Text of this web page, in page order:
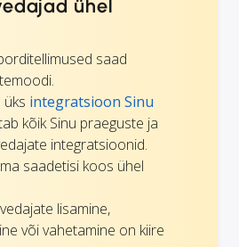
ühel
saad
üks integratsioon Sinu
kõik Sinu praeguste ja
integratsioonid.
saadetisi koos ühel
lisamine,
või vahetamine on kiire